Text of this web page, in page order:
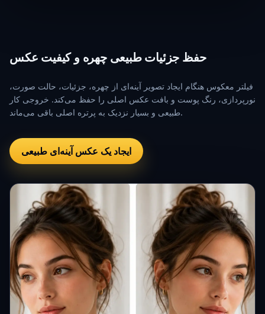
حفظ جزئیات طبیعی چهره و کیفیت عکس
فیلتر معکوس هنگام ایجاد تصویر آینه‌ای از چهره، جزئیات، حالت صورت،
نورپردازی، رنگ پوست و بافت عکس اصلی را حفظ می‌کند. خروجی کار
طبیعی و بسیار نزدیک به پرتره اصلی باقی می‌ماند.
ایجاد یک عکس آینه‌ای طبیعی